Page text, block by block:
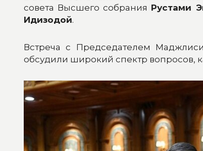
совета Высшего собрания Рустами
Идизодой.
Встреча с Председателем
обсудили широкий спектр вопросов,